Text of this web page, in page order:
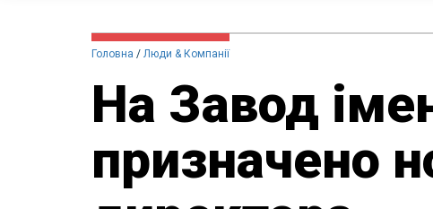
Головна Люди & Компанії
На Завод
призначено